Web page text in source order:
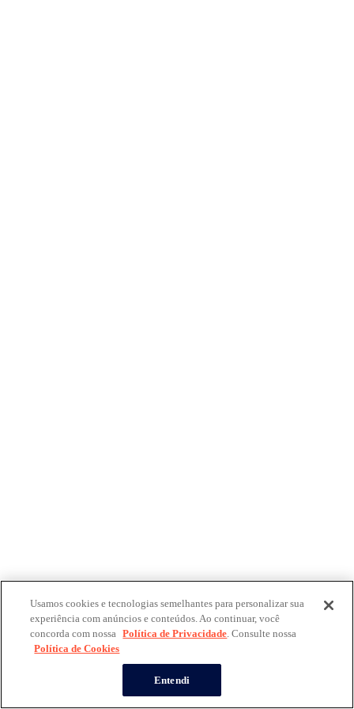
Usamos cookies e tecnologias semelhantes para personalizar sua
experiência com anúncios e conteúdos. Ao continuar, você
concorda com nossa Política de Privacidade. Consulte nossa
Política de Cookies
Entendi